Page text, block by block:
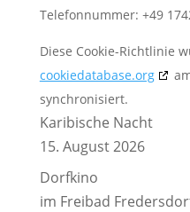
Telefonnummer: +49
Diese Cookie-Richtlinie
cookiedatabase.org
synchronisiert.
Karibische Nacht
15. August 2026
Dorfkino
im Freibad